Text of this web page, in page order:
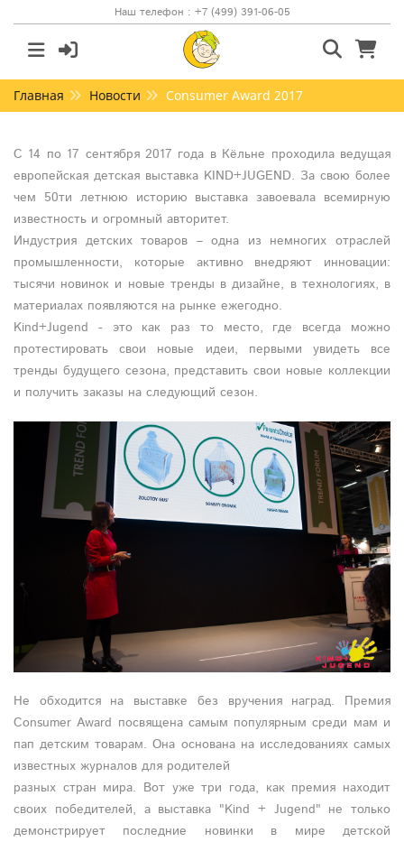
Наш телефон : +7 (499) 391-06-05
Главная Новости Consumer Award 2017
С 14 по 17 сентября 2017 года в Кёльне проходила ведущая
европейская детская выставка KIND+JUGEND. За свою более
чем 50ти летнюю историю выставка завоевала всемирную
известность и огромный авторитет.
Индустрия детских товаров – одна из немногих отраслей
промышленности, которые активно внедряют инновации:
тысячи новинок и новые тренды в дизайне, в технологиях, в
материалах появляются на рынке ежегодно.
Kind+Jugend - это как раз то место, где всегда можно
протестировать свои новые идеи, первыми увидеть все
тренды будущего сезона, представить свои новые коллекции
и получить заказы на следующий сезон.
Не обходится на выставке без вручения наград. Премия
Consumer Award посвящена самым популярным среди мам и
пап детским товарам. Она основана на исследованиях самых
известных журналов для родителей
разных стран мира. Вот уже три года, как премия находит
своих победителей, а выставка "Kind + Jugend" не только
демонстрирует последние новинки в мире детской